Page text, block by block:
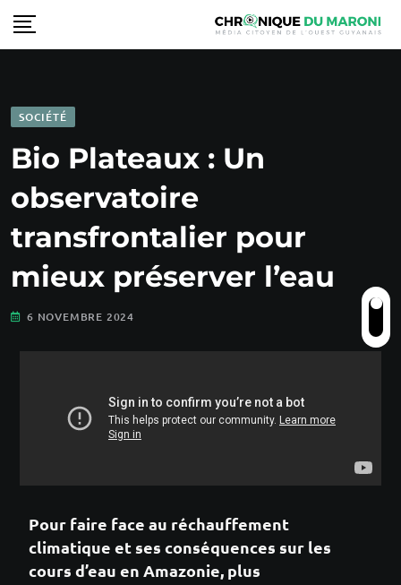
SOCIÉTÉ
Bio Plateaux : Un
observatoire
transfrontalier pour
mieux préserver l’eau
6 NOVEMBRE 2024
Pour faire face au réchauffement
climatique et ses conséquences sur les
cours d’eau en Amazonie, plus